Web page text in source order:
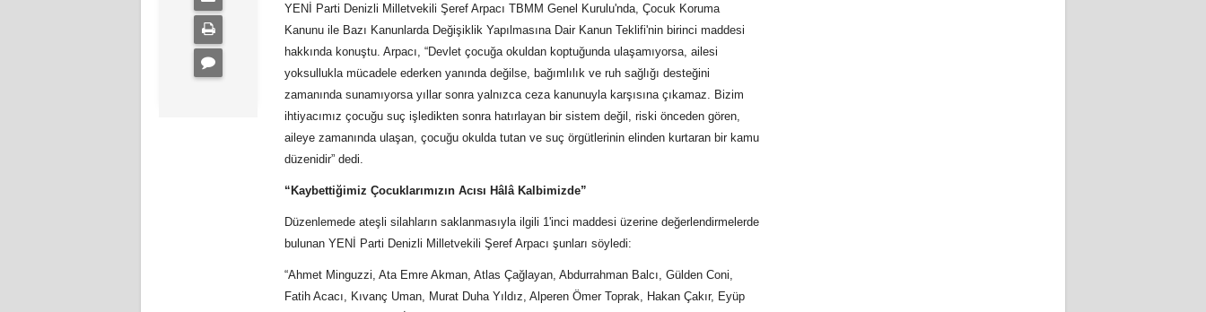
YENİ Parti Denizli Milletvekili Şeref Arpacı TBMM Genel Kurulu'nda, Çocuk Koruma
Kanunu ile Bazı Kanunlarda Değişiklik Yapılmasına Dair Kanun Teklifi'nin birinci maddesi
hakkında konuştu. Arpacı, “Devlet çocuğa okuldan koptuğunda ulaşamıyorsa, ailesi
yoksullukla mücadele ederken yanında değilse, bağımlılık ve ruh sağlığı desteğini
zamanında sunamıyorsa yıllar sonra yalnızca ceza kanunuyla karşısına çıkamaz. Bizim
ihtiyacımız çocuğu suç işledikten sonra hatırlayan bir sistem değil, riski önceden gören,
aileye zamanında ulaşan, çocuğu okulda tutan ve suç örgütlerinin elinden kurtaran bir kamu
düzenidir” dedi.
“Kaybettiğimiz Çocuklarımızın Acısı Hâlâ Kalbimizde”
Düzenlemede ateşli silahların saklanmasıyla ilgili 1'inci maddesi üzerine değerlendirmelerde
bulunan YENİ Parti Denizli Milletvekili Şeref Arpacı şunları söyledi:
“Ahmet Minguzzi, Ata Emre Akman, Atlas Çağlayan, Abdurrahman Balcı, Gülden Coni,
Fatih Acacı, Kıvanç Uman, Murat Duha Yıldız, Alperen Ömer Toprak, Hakan Çakır, Eyüp